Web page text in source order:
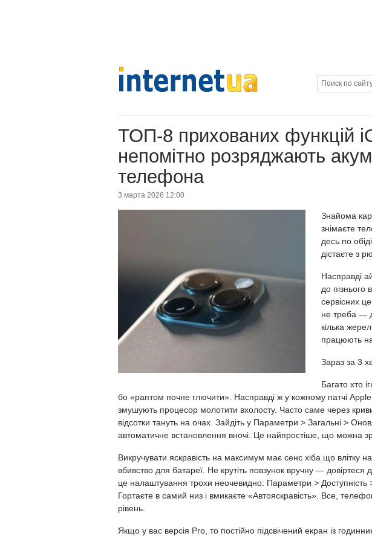
ТОП-8 прихованих функцій
непомітно розряджають
телефона
3 марта 2026 12:00
Знайома
знімаєте
десь по
дістаєте з
Насправді
до пізнього
сервісних
не треба —
кілька
працюють
Зараз за 3
Багато хто
бо «раптом почне глючити». Насправді ж у кожному патчі Apple
змушують процесор молотити вхолосту. Часто саме через
відсотки тануть на очах. Зайдіть у Параметри > Загальні >
автоматичне встановлення вночі. Це найпростіше, що можна
Викручувати яскравість на максимум має сенс хіба що влітку
вбивство для батареї. Не крутіть повзунок вручну —
це налаштування трохи неочевидно: Параметри > Доступність >
Гортаєте в самий низ і вмикаєте «Автояскравість». Все,
рівень.
Якщо у вас версія Pro, то постійно підсвічений екран із